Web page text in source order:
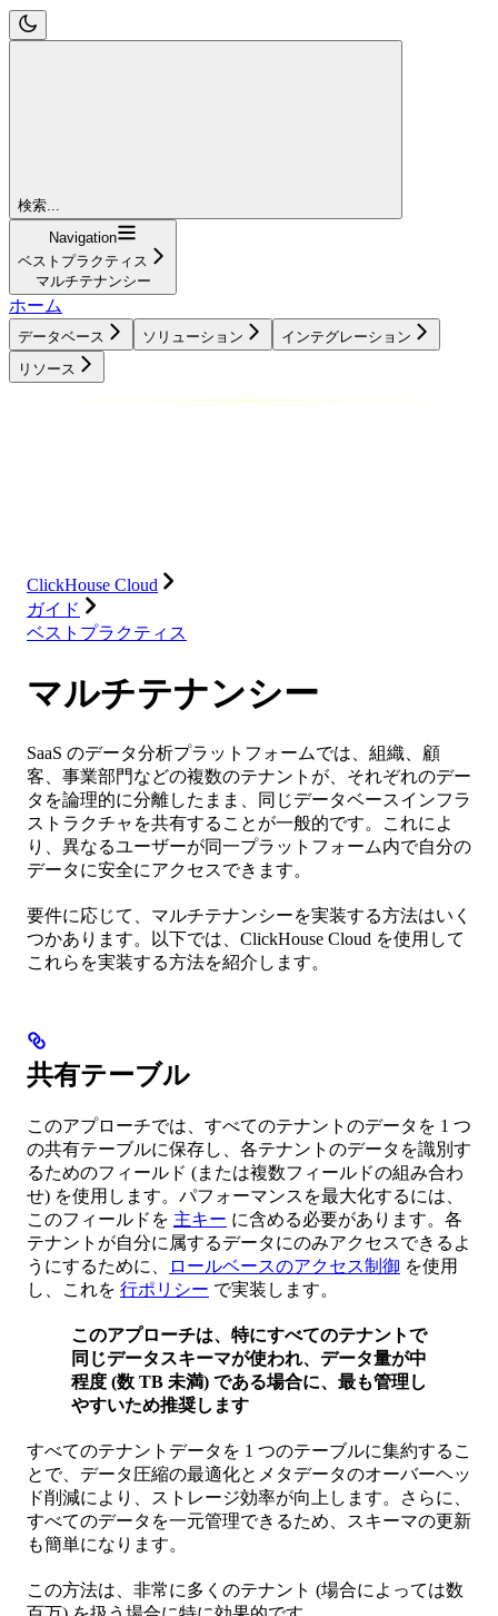
検索...
Navigation
ベストプラクティス
マルチテナンシー
ホーム
データベース ソリューション
インテグレーション
リソース
ClickHouse Cloud
ガイド
ベストプラクティス
マルチテナンシー
SaaS のデータ分析プラットフォームでは、組織、顧
客、事業部門などの複数のテナントが、それぞれのデー
タを論理的に分離したまま、同じデータベースインフラ
ストラクチャを共有することが一般的です。これによ
り、異なるユーザーが同一プラットフォーム内で自分の
データに安全にアクセスできます。
要件に応じて、マルチテナンシーを実装する方法はいく
つかあります。以下では、ClickHouse Cloud を使用して
これらを実装する方法を紹介します。
共有テーブル
このアプローチでは、すべてのテナントのデータを 1 つ
の共有テーブルに保存し、各テナントのデータを識別す
るためのフィールド (または複数フィールドの組み合わ
せ) を使用します。パフォーマンスを最大化するには、
このフィールドを 主キー に含める必要があります。各
テナントが自分に属するデータにのみアクセスできるよ
うにするために、
ロールベースのアクセス制御 を使用
し、これを 行ポリシー で実装します。
このアプローチは、特にすべてのテナントで
同じデータスキーマが使われ、データ量が中
程度 (数 TB 未満) である場合に、最も管理し
やすいため推奨します
すべてのテナントデータを 1 つのテーブルに集約するこ
とで、データ圧縮の最適化とメタデータのオーバーヘッ
ド削減により、ストレージ効率が向上します。さらに、
すべてのデータを一元管理できるため、スキーマの更新
も簡単になります。
この方法は、非常に多くのテナント (場合によっては数